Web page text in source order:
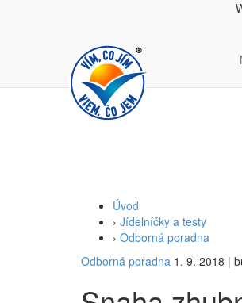
Úvod
› Jídelníčky a testy
› Odborná poradna
Odborná poradna 1. 9. 2018 |